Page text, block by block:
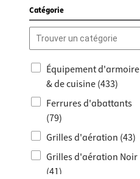
Hettich (10)
Grass (1)
Siso (3)
Design Light (5)
Fimet (2)
Högert Technik (3)
CAR (1)
Emuca (3)
Nehl (4)
Catégorie
Équipement d'armoire
& de cuisine (433)
Ferrures d'abattants
(79)
Grilles d'aération (43)
Grilles d'aération Noir
(41)